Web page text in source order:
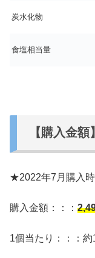
炭水化物
食塩相当量
【購入金額】
★2022年7月購入
購入金額：：：
1個当たり：：：約